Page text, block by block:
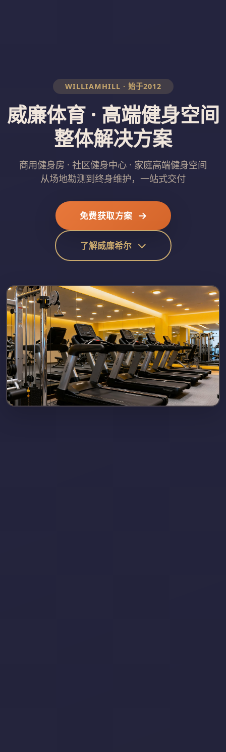
WILLIAMHILL · 始于2012
威廉体育 · 高端健身空间
整体解决方案
商用健身房 · 社区健身中心 · 家庭高端健身空间
从场地勘测到终身维护，一站式交付
免费获取方案
了解威廉希尔